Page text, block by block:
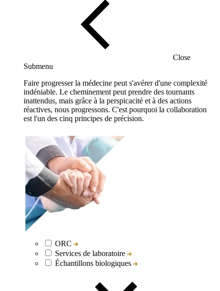
Close
Submenu
Faire progresser la médecine peut s'avérer d'une complexité
indéniable. Le cheminement peut prendre des tournants
inattendus, mais grâce à la perspicacité et à des actions
réactives, nous progressons. C'est pourquoi la collaboration
est l'un des cinq principes de précision.
ORC
Services de laboratoire
Échantillons biologiques